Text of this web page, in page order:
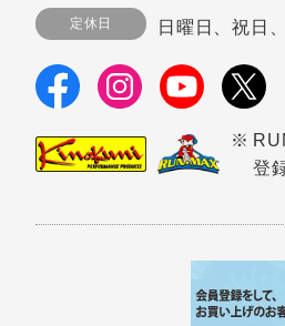
定休日 日曜日、祝日
登